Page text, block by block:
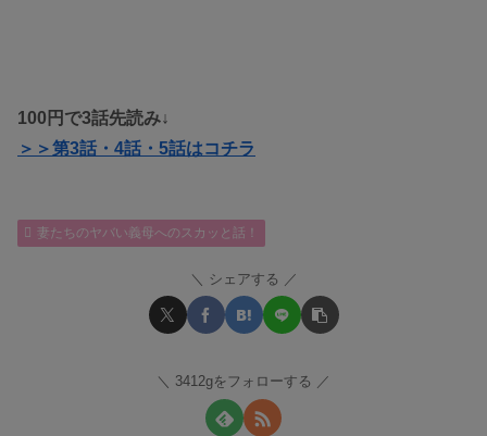
100円で3話先読み↓
＞＞第3話・4話・5話はコチラ
妻たちのヤバい義母へのスカッと話！
シェアする
3412gをフォローする